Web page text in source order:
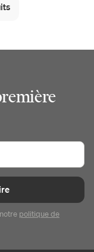
politique de